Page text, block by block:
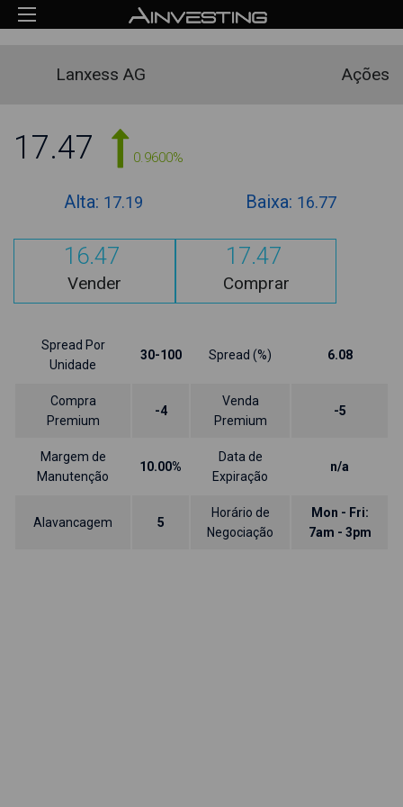
Lanxess AG Ações
17.47 0.9600%
Alta: 17.19 Baixa: 16.77
16.47
Vender
17.47
Comprar
Spread Por
Unidade
30-100 Spread (%) 6.08
Compra
Premium
-4
Venda
Premium
-5
Margem de
Manutenção
10.00%
Data de
Expiração
n/a
Alavancagem 5
Horário de
Negociação
Mon - Fri:
7am - 3pm